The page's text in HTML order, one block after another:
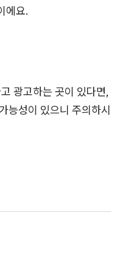
에요.
광고하는 곳이 있다면,
능성이 있으니 주의하시